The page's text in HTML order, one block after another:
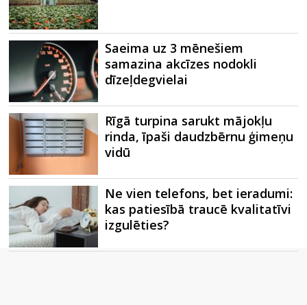
Saeima uz 3 mēnešiem
samazina akcīzes nodokli
dīzeļdegvielai
Rīgā turpina sarukt mājokļu
rinda, īpaši daudzbērnu ģimeņu
vidū
Ne vien telefons, bet ieradumi:
kas patiesībā traucē kvalitatīvi
izgulēties?